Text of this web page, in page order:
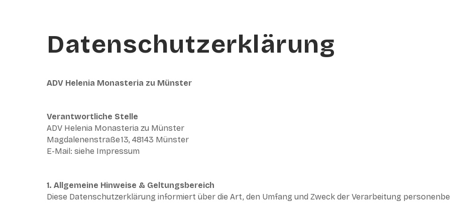
Datenschutzerklärung
ADV Helenia Monasteria zu Münster
Verantwortliche Stelle
ADV Helenia Monasteria zu Münster
Magdalenenstraße 13, 48143 Münster
E-Mail: siehe Impressum
1. Allgemeine Hinweise & Geltungsbereich
Diese Datenschutzerklärung informiert über die Art, den Umfang und Zweck der Verarbeitung